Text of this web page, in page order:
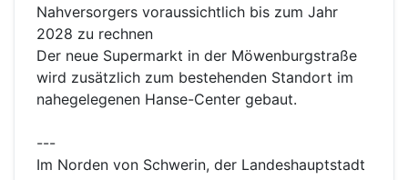
Nahversorgers voraussichtlich bis zum Jahr
2028 zu rechnen
Der neue Supermarkt in der Möwenburgstraße
wird zusätzlich zum bestehenden Standort im
nahegelegenen Hanse-Center gebaut.
---
Im Norden von Schwerin, der Landeshauptstadt